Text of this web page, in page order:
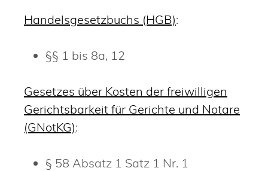
Handelsgesetzbuchs (HGB):
§§ 1 bis 8a, 12
Gesetzes über Kosten der freiwilligen
Gerichtsbarkeit für Gerichte und Notare
(GNotKG):
§ 58 Absatz 1 Satz 1 Nr. 1